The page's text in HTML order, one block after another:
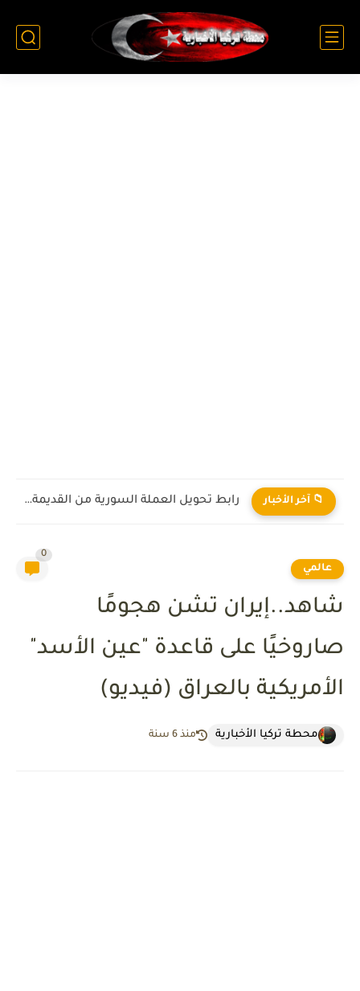
📁 آخر الأخبار رابط تحويل العملة السورية من القديمة إلى الجديدة 2026
عالمي
0
شاهد..إيران تشن هجومًا
صاروخيًا على قاعدة "عين الأسد"
الأمريكية بالعراق (فيديو)
محطة تركيا الأخبارية منذ 6 سنة